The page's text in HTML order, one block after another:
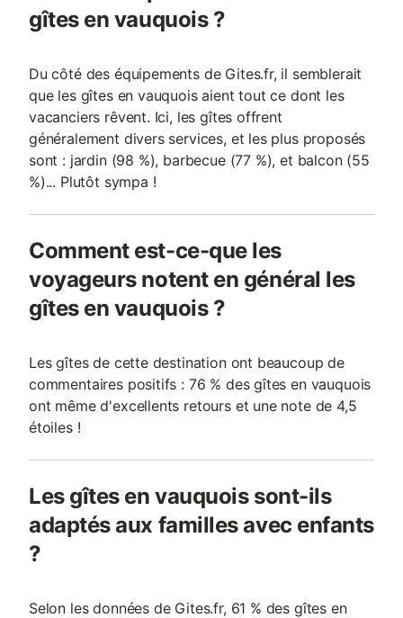
gîtes en vauquois ?
Du côté des équipements de Gites.fr, il semblerait
que les gîtes en vauquois aient tout ce dont les
vacanciers rêvent. Ici, les gîtes offrent
généralement divers services, et les plus proposés
sont : jardin (98 %), barbecue (77 %), et balcon (55
%)... Plutôt sympa !
Comment est-ce-que les
voyageurs notent en général les
gîtes en vauquois ?
Les gîtes de cette destination ont beaucoup de
commentaires positifs : 76 % des gîtes en vauquois
ont même d'excellents retours et une note de 4,5
étoiles !
Les gîtes en vauquois sont-ils
adaptés aux familles avec enfants
?
Selon les données de Gites.fr, 61 % des gîtes en